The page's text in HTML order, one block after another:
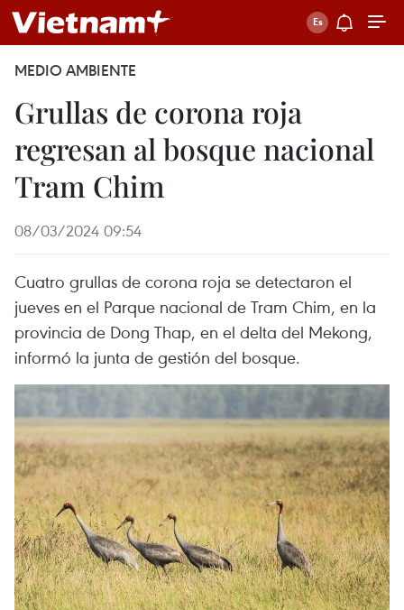
MEDIO AMBIENTE
Grullas de corona roja
regresan al bosque nacional
Tram Chim
08/03/2024 09:54
Cuatro grullas de corona roja se detectaron el
jueves en el Parque nacional de Tram Chim, en la
provincia de Dong Thap, en el delta del Mekong,
informó la junta de gestión del bosque.